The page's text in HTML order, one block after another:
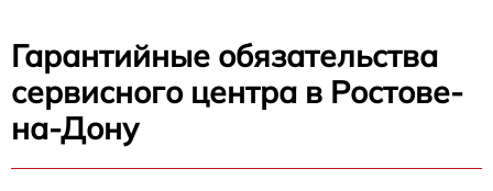
Гарантийные обязательства
сервисного центра в Ростове-
на-Дону